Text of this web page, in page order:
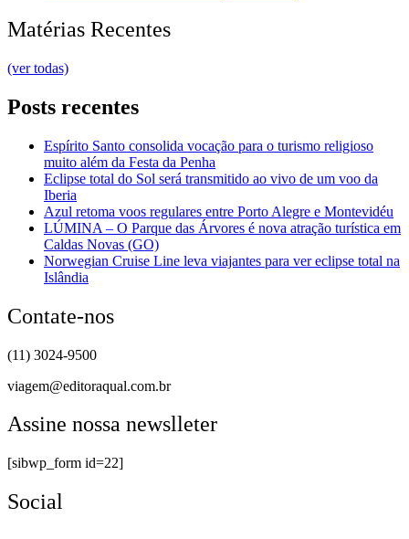
Matérias Recentes
(ver todas)
Posts recentes
Espírito Santo consolida vocação para o turismo religioso
muito além da Festa da Penha
Eclipse total do Sol será transmitido ao vivo de um voo da
Iberia
Azul retoma voos regulares entre Porto Alegre e Montevidéu
LÚMINA – O Parque das Árvores é nova atração turística em
Caldas Novas (GO)
Norwegian Cruise Line leva viajantes para ver eclipse total na
Islândia
Contate-nos
(11) 3024-9500
viagem@editoraqual.com.br
Assine nossa newslleter
[sibwp_form id=22]
Social